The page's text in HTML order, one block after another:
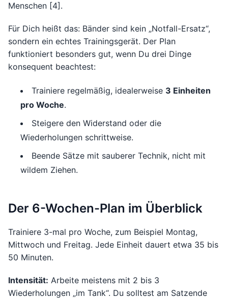
Menschen [4].
Für Dich heißt das: Bänder sind kein „Notfall-Ersatz“,
sondern ein echtes Trainingsgerät. Der Plan
funktioniert besonders gut, wenn Du drei Dinge
konsequent beachtest:
Trainiere regelmäßig, idealerweise 3 Einheiten
pro Woche.
Steigere den Widerstand oder die
Wiederholungen schrittweise.
Beende Sätze mit sauberer Technik, nicht mit
wildem Ziehen.
Der 6-Wochen-Plan im Überblick
Trainiere 3-mal pro Woche, zum Beispiel Montag,
Mittwoch und Freitag. Jede Einheit dauert etwa 35 bis
50 Minuten.
Intensität: Arbeite meistens mit 2 bis 3
Wiederholungen „im Tank“. Du solltest am Satzende